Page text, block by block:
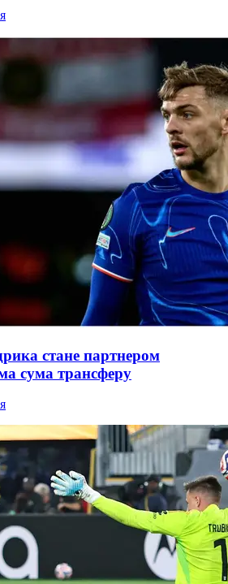
стане партнером
сума трансферу